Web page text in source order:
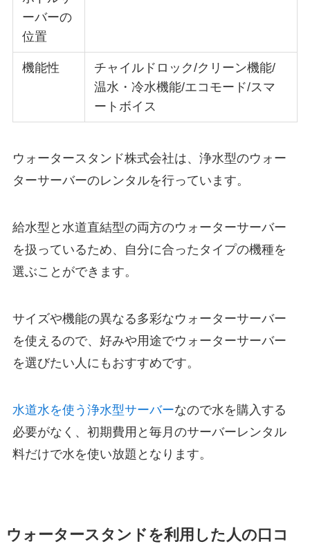
ーバーの
位置
機能性
チャイルドロック/クリーン機能/
温水・冷水機能/エコモード/スマ
ートボイス
ウォータースタンド株式会社は、浄水型のウォー
ターサーバーのレンタルを行っています。
給水型と水道直結型の両方のウォーターサーバー
を扱っているため、自分に合ったタイプの機種を
選ぶことができます。
サイズや機能の異なる多彩なウォーターサーバー
を使えるので、好みや用途でウォーターサーバー
を選びたい人にもおすすめです。
水道水を使う浄水型サーバーなので水を購入する
必要がなく、初期費用と毎月のサーバーレンタル
料だけで水を使い放題となります。
ウォータースタンドを利用した人の口コ